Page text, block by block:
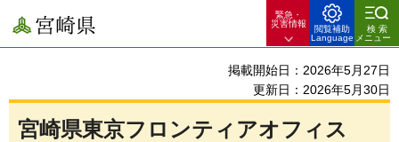
宮崎県
緊急・
災害情報
閲覧補助
Language
検索
メニュー
掲載開始日：2026年5月27日
更新日：2026年5月30日
宮崎県東京フロンティアオフィス